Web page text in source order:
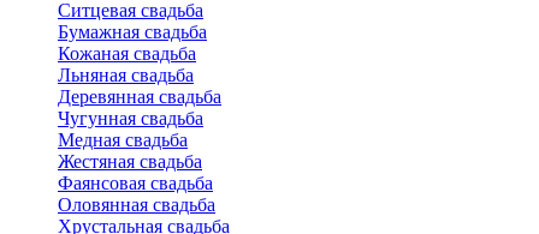
Ситцевая свадьба
Бумажная свадьба
Кожаная свадьба
Льняная свадьба
Деревянная свадьба
Чугунная свадьба
Медная свадьба
Жестяная свадьба
Фаянсовая свадьба
Оловянная свадьба
Хрустальная свадьба